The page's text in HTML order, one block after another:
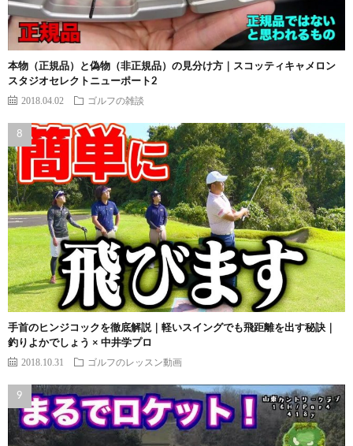
本物（正規品）と偽物（非正規品）の見分け方｜スコッティキャメロン
スタジオセレクトニューポート2
2018.04.02 ゴルフの雑談
手首のヒンジコックを徹底解説｜軽いスイングでも飛距離を出す秘訣｜
釣りよかでしょう × 中井学プロ
2018.10.31 ゴルフのレッスン動画